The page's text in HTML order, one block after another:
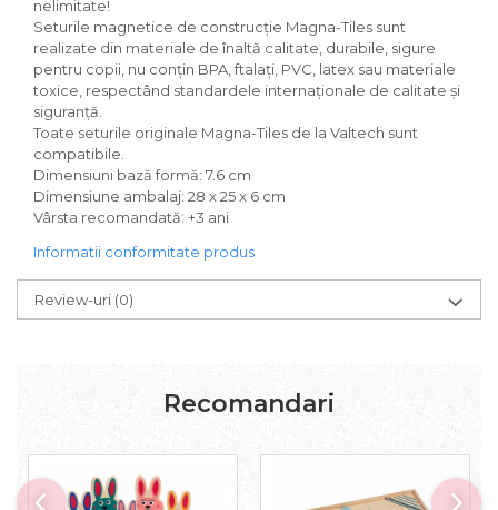
nelimitate!
Seturile magnetice de construcție Magna-Tiles sunt
realizate din materiale de înaltă calitate, durabile, sigure
pentru copii, nu conțin BPA, ftalați, PVC, latex sau materiale
toxice, respectând standardele internaționale de calitate și
siguranță.
Toate seturile originale Magna-Tiles de la Valtech sunt
compatibile.
Dimensiuni bază formă: 7.6 cm
Dimensiune ambalaj: 28 x 25 x 6 cm
Vârsta recomandată: +3 ani
Informatii conformitate produs
Review-uri (0)
Recomandari